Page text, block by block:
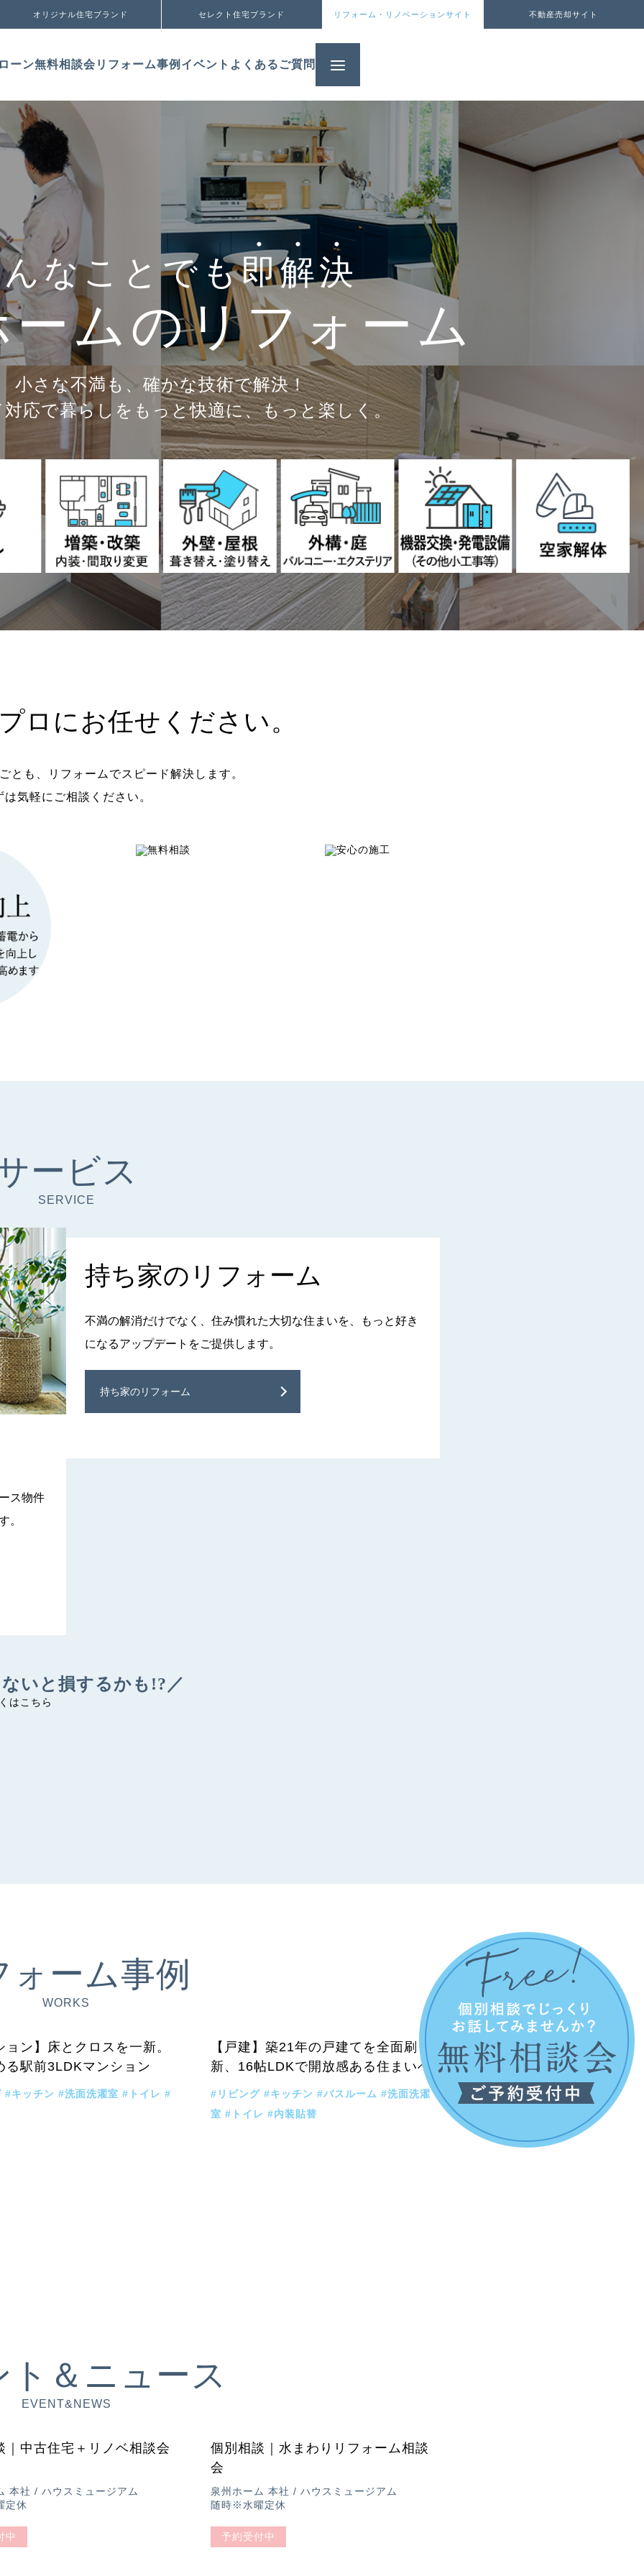
オリジナル住宅ブランド セレクト住宅ブランド リフォーム・リノベーションサイト 不動産売却サイト
ーン無料相談会 リフォーム事例 イベント よくあるご質問
なことでも即解決
ームのリフォーム
小さな不満も、 確かな技術で解決！
応で暮らしをもっと快適に、もっと楽しく。
ロにお任せください。
とも、リフォームでスピード解決します。
は気軽にご相談ください。
ービス
SERVICE
ス物件
。
持ち家の リフォーム
不満の解消だけでなく、住み慣れた大切な住まいを、もっと好き
になるアップデートをご提供します。
持ち家のリフォーム
いと損するかも!?／
ォーム事例
WORKS
マンション
ョン】床とクロスを一新。
る駅前3LDKマンション
#キッチン #洗面洗濯室 #トイレ #
戸建
【戸建】築21年の戸建てを全面刷
新、16帖LDKで開放感ある住まいへ
#リビング#キッチン#バスルーム#洗面洗濯
室#トイレ#内装貼替
ト＆ニュース
EVENT&NEWS
｜中古住宅＋リノベ相談会
本社 / ハウスミュージアム
定休
中
相談会
個別相談｜水まわりリフォーム相談
会
泉州ホーム 本社 / ハウスミュージアム
随時※水曜定休
予約受付中